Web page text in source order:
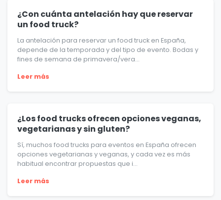
¿Con cuánta antelación hay que reservar
un food truck?
La antelación para reservar un food truck en España,
depende de la temporada y del tipo de evento. Bodas y
fines de semana de primavera/vera...
Leer más
¿Los food trucks ofrecen opciones veganas,
vegetarianas y sin gluten?
Sí, muchos food trucks para eventos en España ofrecen
opciones vegetarianas y veganas, y cada vez es más
habitual encontrar propuestas que i...
Leer más